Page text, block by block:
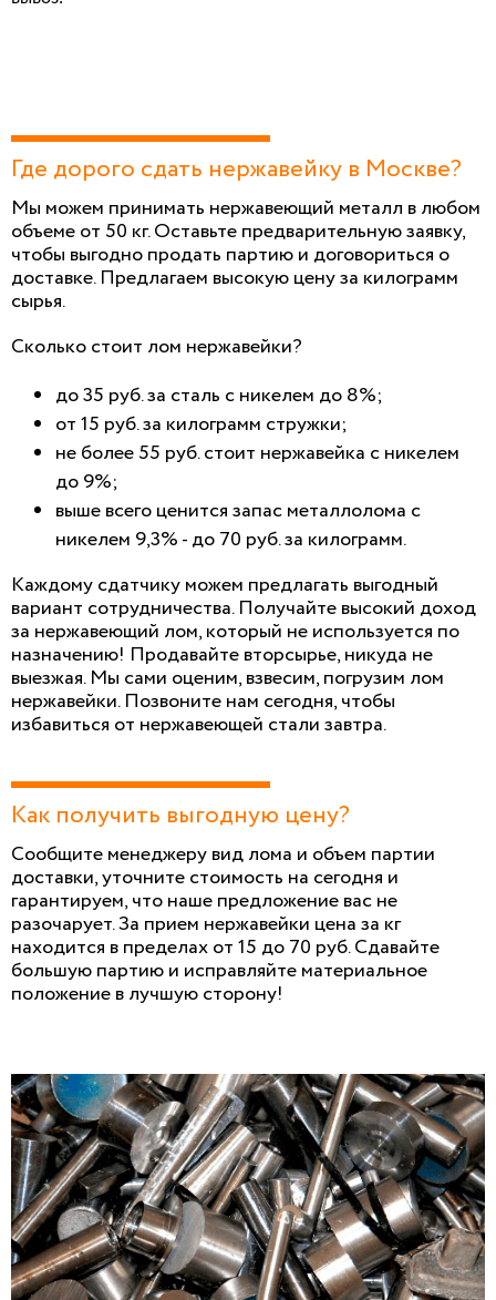
Где дорого сдать нержавейку в Москве?
Мы можем принимать нержавеющий металл в любом
объеме от 50 кг. Оставьте предварительную заявку,
чтобы выгодно продать партию и договориться о
доставке. Предлагаем высокую цену за килограмм
сырья.
Сколько стоит лом нержавейки?
до 35 руб. за сталь с никелем до 8%;
от 15 руб. за килограмм стружки;
не более 55 руб. стоит нержавейка с никелем
до 9%;
выше всего ценится запас металлолома с
никелем 9,3% - до 70 руб. за килограмм.
Каждому сдатчику можем предлагать выгодный
вариант сотрудничества. Получайте высокий доход
за нержавеющий лом, который не используется по
назначению! Продавайте вторсырье, никуда не
выезжая. Мы сами оценим, взвесим, погрузим лом
нержавейки. Позвоните нам сегодня, чтобы
избавиться от нержавеющей стали завтра.
Как получить выгодную цену?
Сообщите менеджеру вид лома и объем партии
доставки, уточните стоимость на сегодня и
гарантируем, что наше предложение вас не
разочарует. За прием нержавейки цена за кг
находится в пределах от 15 до 70 руб. Сдавайте
большую партию и исправляйте материальное
положение в лучшую сторону!